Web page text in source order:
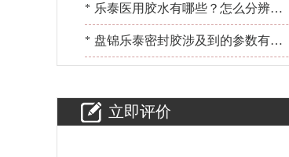
如何？[百乐粘胶]帮你轻松搞定
* 乐泰医用胶水有哪些？怎么分辨？
[百乐粘胶]带你了解
* 盘锦乐泰密封胶涉及到的参数有哪
立即评价